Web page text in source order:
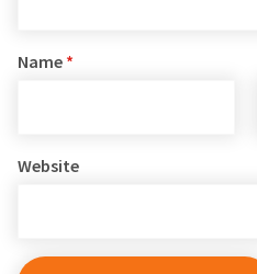
Name *
Website